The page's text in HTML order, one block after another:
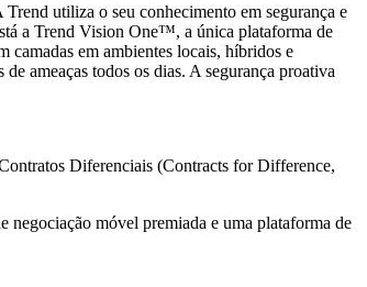
utiliza o seu conhecimento em segurança e
a Trend Vision One™, a única plataforma de
camadas em ambientes locais, híbridos e
ameaças todos os dias. A segurança proativa
Diferenciais (Contracts for Difference,
negociação móvel premiada e uma plataforma de